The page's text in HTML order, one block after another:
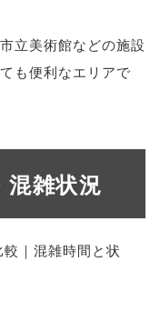
立美術館などの施設
も便利なエリアで
混雑状況